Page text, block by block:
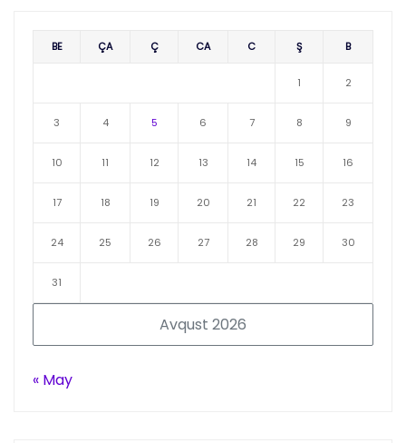
Avqust 2026
BE ÇA Ç CA C Ş B
1 2
3 4 5 6 7 8 9
10 11 12 13 14 15 16
17 18 19 20 21 22 23
24 25 26 27 28 29 30
31
« May